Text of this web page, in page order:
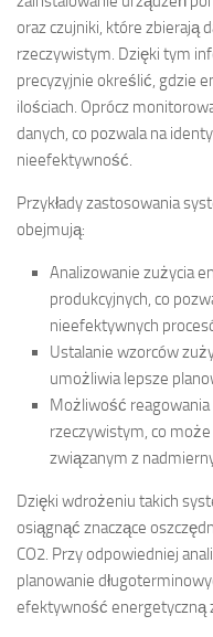
oraz czujniki, które zbierają
rzeczywistym. Dzięki tym
precyzyjnie określić, gdzie
ilościach. Oprócz
danych, co pozwala na
nieefektywność.
Przykłady zastosowania
obejmują:
Analizowanie zużycia
produkcyjnych, co
nieefektywnych
Ustalanie wzorców
umożliwia lepsze
Możliwość reagowania
rzeczywistym, co
związanym z
Dzięki wdrożeniu takich
osiągnąć znaczące
CO2. Przy odpowiedniej
planowanie
efektywność energetyczną